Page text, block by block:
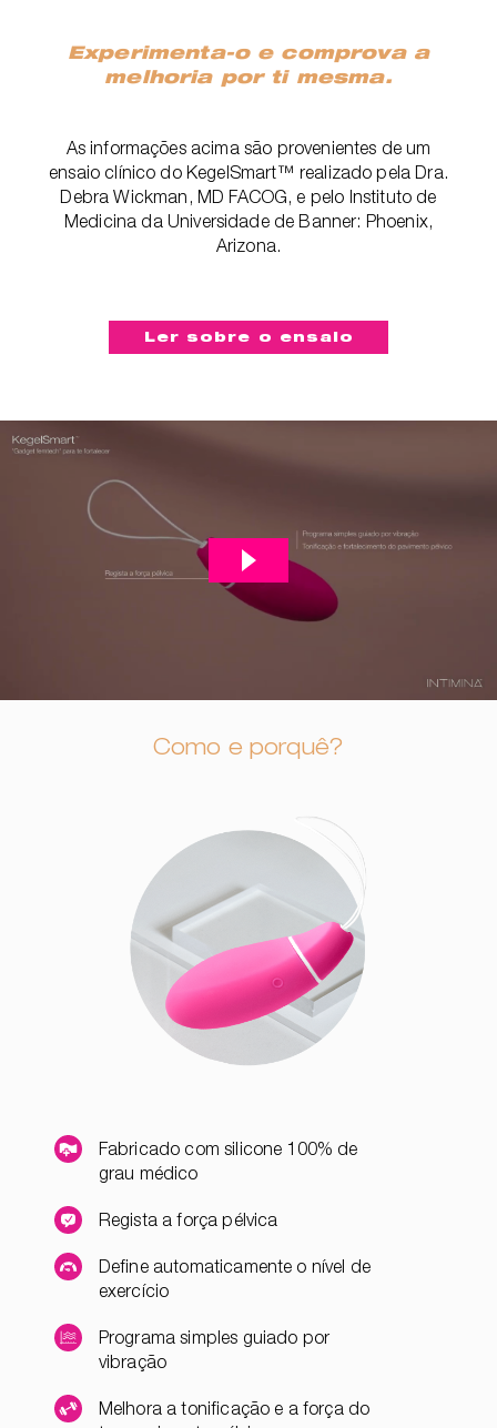
Experimenta-o e comprova a
melhoria por ti mesma.
As informações acima são provenientes de um
ensaio clínico do KegelSmart™ realizado pela Dra.
Debra Wickman, MD FACOG, e pelo Instituto de
Medicina da Universidade de Banner: Phoenix,
Arizona.
Ler sobre o ensaio
Como e porquê?
Fabricado com silicone 100% de
grau médico
Regista a força pélvica
Define automaticamente o nível de
exercício
Programa simples guiado por
vibração
Melhora a tonificação e a força do